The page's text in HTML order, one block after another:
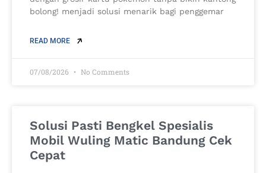
bolong! menjadi solusi menarik bagi penggemar
READ MORE
07/08/2026 No Comments
Solusi Pasti Bengkel Spesialis
Mobil Wuling Matic Bandung Cek
Cepat